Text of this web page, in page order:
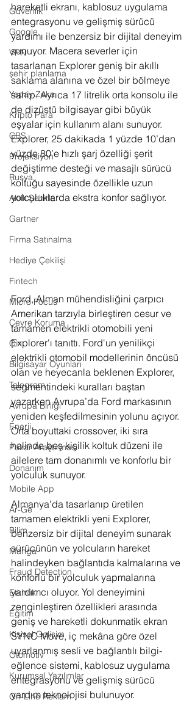
Güvenlik
Google
VPN
şehir planlama
Yapay Zeka
Kripto Para
CBS
Projeksiyon
Rusya
Akıllı Şehirler
Gartner
Firma Satınalma
Hediye Çekilişi
Fintech
Micro Focus
Çevre Koruma
Çin
Bilgisayar Oyunları
Telegram
Avrupa Birliği
Enerji
Pazar Araştırması
Donanım
Mobile App
Ar-Ge
Bilim
Manga
Fraud Detection
Etkinlik
Eğitim
Kişisel Gelişim
Otomotiv
Kurumsal Yazılımlar
On-Line Reklam
hareketli ekranı, kablosuz uygulama
entegrasyonu ve gelişmiş sürücü
yardımı ile benzersiz bir dijital deneyim
sunuyor. Macera severler için
tasarlanan Explorer geniş bir akıllı
saklama alanına ve özel bir bölmeye
sahip. Ayrıca 17 litrelik orta konsolu ile
de dizüstü bilgisayar gibi büyük
eşyalar için kullanım alanı sunuyor.
Explorer, 25 dakikada 1 yüzde 10’dan
yüzde 80’e hızlı şarj özelliği şerit
değiştirme desteği ve masajlı sürücü
koltuğu sayesinde özellikle uzun
yolculuklarda ekstra konfor sağlıyor.
Ford, Alman mühendisliğini çarpıcı
Amerikan tarzıyla birleştiren cesur ve
tamamen elektrikli otomobili yeni
Explorer'ı tanıttı. Ford'un yenilikçi
elektrikli otomobil modellerinin öncüsü
olan ve heyecanla beklenen Explorer,
segmentindeki kuralları baştan
yazarken Avrupa’da Ford markasının
yeniden keşfedilmesinin yolunu açıyor.
Orta boyuttaki crossover, iki sıra
halinde beş kişilik koltuk düzeni ile
ailelere tam donanımlı ve konforlu bir
yolculuk sunuyor.
Almanya'da tasarlanıp üretilen
tamamen elektrikli yeni Explorer,
benzersiz bir dijital deneyim sunarak
sürücünün ve yolcuların hareket
halindeyken bağlantıda kalmalarına ve
konforlu bir yolculuk yapmalarına
yardımcı oluyor. Yol deneyimini
zenginleştiren özellikleri arasında
geniş ve hareketli dokunmatik ekran
SYNC Move, iç mekâna göre özel
uyarlanmış sesli ve bağlantılı bilgi-
eğlence sistemi, kablosuz uygulama
entegrasyonu ve gelişmiş sürücü
yardım teknolojisi bulunuyor.